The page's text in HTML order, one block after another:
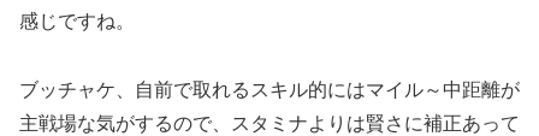
感じですね。
ブッチャケ、自前で取れるスキル的にはマイル～中距離が
主戦場な気がするので、スタミナよりは賢さに補正あって